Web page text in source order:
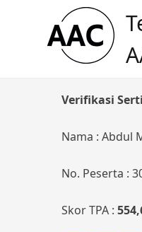
Verifikasi
Nama : Abdul
No. Peserta :
Skor TPA :